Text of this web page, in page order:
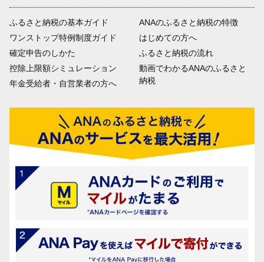
ふるさと納税の基本ガイド
ワンストップ特例制度ガイド
確定申告のしかた
控除上限額シミュレーション
年金受給者・自営業者の方へ
ANAのふるさと納税の特徴
はじめての方へ
ふるさと納税の流れ
動画でわかるANAのふるさと
納税